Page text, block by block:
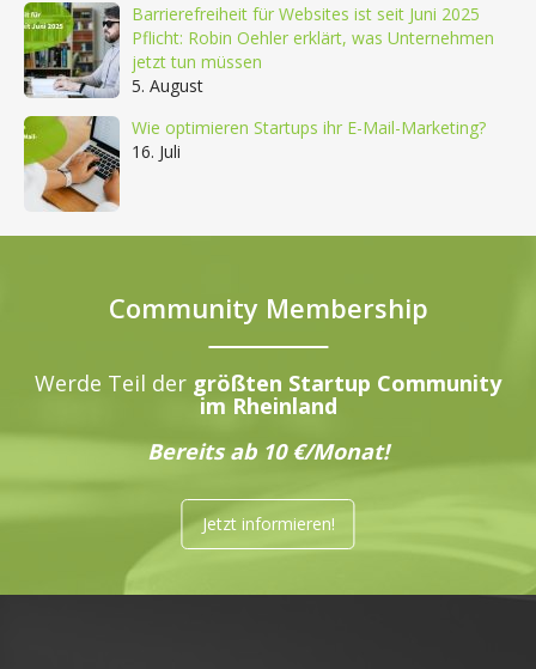
Barrierefreiheit für Websites ist seit Juni 2025
Pflicht: Robin Oehler erklärt, was Unternehmen
jetzt tun müssen
5. August
Wie optimieren Startups ihr E-Mail-Marketing?
16. Juli
Community Membership
Werde Teil der größten Startup Community
im Rheinland
Bereits ab 10 €/Monat!
Jetzt informieren!